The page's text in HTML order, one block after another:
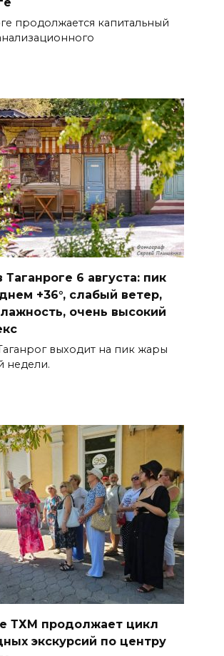
продолжается капитальный
Таганроге 6 августа: пик
+36°, слабый ветер,
очень высокий
выходит на пик жары
недели.
ТХМ продолжает цикл
экскурсий по центру